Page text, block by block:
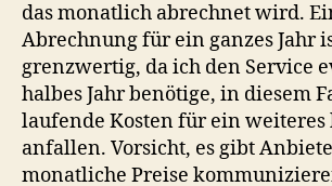
das monatlich abrechnet wird.
Abrechnung für ein ganzes Jahr
grenzwertig, da ich den Service
halbes Jahr benötige, in diesem
laufende Kosten für ein weiteres
anfallen. Vorsicht, es gibt
monatliche Preise